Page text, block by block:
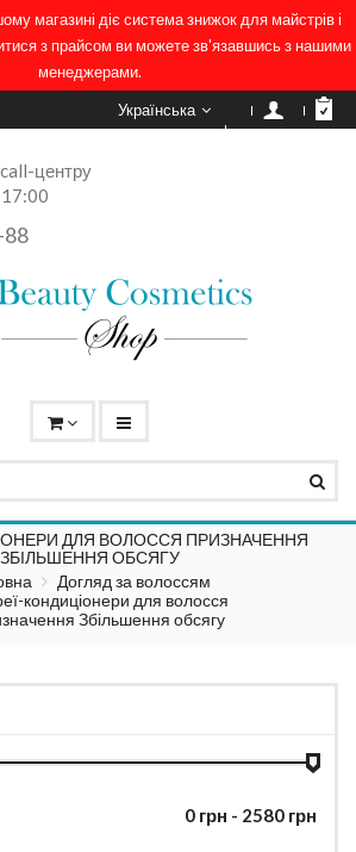
магазині діє система знижок для майстрів і
з прайсом ви можете зв'язавшись з нашими
менеджерами.
Українська
центру
88
ДЛЯ ВОЛОССЯ ПРИЗНАЧЕННЯ
ЗБІЛЬШЕННЯ ОБСЯГУ
Догляд за волоссям
кондиціонери для волосся
Збільшення обсягу